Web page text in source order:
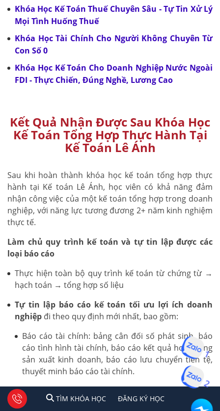
Khóa Học Kế Toán Thuế Chuyên Sâu - Tự Tin Xử Lý
Mọi Tình Huống Thuế
Khóa Học Tài Chính Cho Người Không Chuyên Từ
Con Số 0
Khóa Học Kế Toán Cho Doanh Nghiệp Nước Ngoài
FDI - Thực Chiến, Đúng Nghề, Lương Cao
Kết Quả Nhận Được Sau Khóa Học
Kế Toán Tổng Hợp Thực Hành Tại
Kế Toán Lê Ánh
Sau khi hoàn thành khóa học kế toán tổng hợp thực
hành tại Kế toán Lê Ánh, học viên có khả năng đảm
nhận công việc của một kế toán tổng hợp trong doanh
nghiệp, với năng lực tương đương 2+ năm kinh nghiệm
thực tế.
Làm chủ quy trình kế toán và tự tin lập được các
loại báo cáo
Thực hiện toàn bộ quy trình kế toán từ chứng từ →
hạch toán → tổng hợp số liệu
Tự tin lập báo cáo kế toán tối ưu lợi ích doanh
nghiệp đi theo quy định mới nhất, bao gồm:
Báo cáo tài chính: bảng cân đối số phát sinh, báo
cáo tình hình tài chính, báo cáo kết quả hoạt động
sản xuất kinh doanh, báo cáo lưu chuyển tiền tệ,
thuyết minh báo cáo tài chính.
Báo cáo thuế: Tờ khai thuế GTGT, TNCN, TNDN
theo quy định hiện hành
TÌM KHÓA HỌC ĐĂNG KÍ HỌC
1 2 Tư vấn facebook
TÌM KHÓA HỌC ĐĂNG KÝ HỌC
1
2